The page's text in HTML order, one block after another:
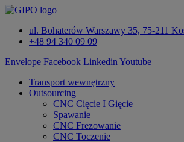
Przejdź
treści
ul. Bohaterów Warszawy 35, 75-211
+48 94 340 09 09
Envelope Facebook Linkedin Youtube
Transport wewnętrzny
Outsourcing
CNC Cięcie I Gięcie
Spawanie
CNC Frezowanie
CNC Toczenie